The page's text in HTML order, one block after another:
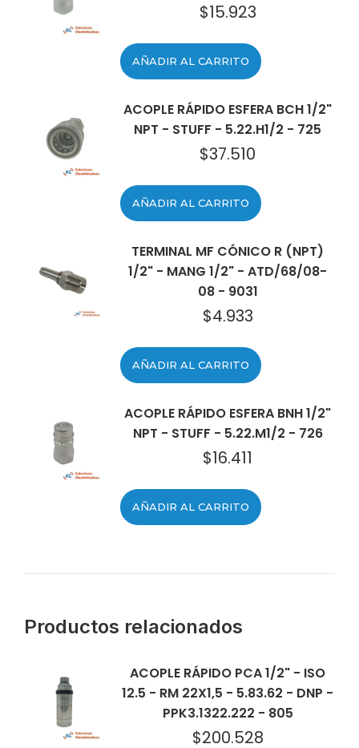
$15.923
AÑADIR AL CARRITO
ACOPLE RÁPIDO ESFERA BCH 1/2"
NPT - STUFF - 5.22.H1/2 - 725
$37.510
AÑADIR AL CARRITO
TERMINAL MF CÓNICO R (NPT)
1/2" - MANG 1/2" - ATD/68/08-
08 - 9031
$4.933
AÑADIR AL CARRITO
ACOPLE RÁPIDO ESFERA BNH 1/2"
NPT - STUFF - 5.22.M1/2 - 726
$16.411
AÑADIR AL CARRITO
Productos relacionados
ACOPLE RÁPIDO PCA 1/2" - ISO
12.5 - RM 22X1,5 - 5.83.62 - DNP -
PPK3.1322.222 - 805
$200.528